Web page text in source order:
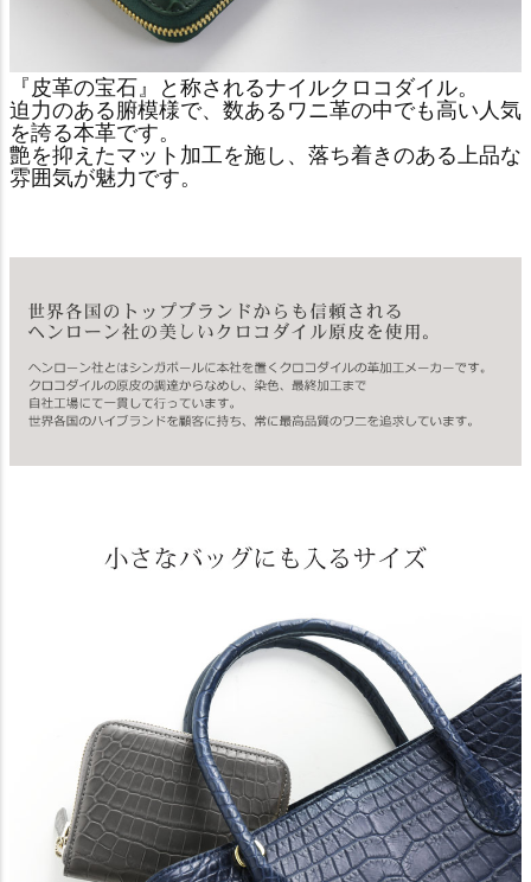
『皮革の宝石』と称されるナイルクロコダイル。
迫力のある腑模様で、数あるワニ革の中でも高い人気
を誇る本革です。
艶を抑えたマット加工を施し、落ち着きのある上品な
雰囲気が魅力です。